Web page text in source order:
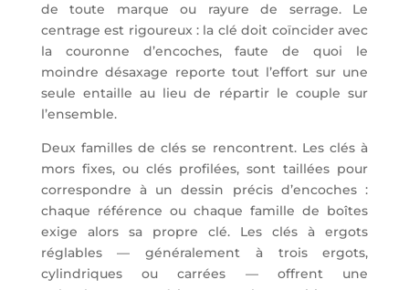
de toute marque ou rayure de serrage. Le
centrage est rigoureux : la clé doit coïncider avec
la couronne d’encoches, faute de quoi le
moindre désaxage reporte tout l’effort sur une
seule entaille au lieu de répartir le couple sur
l’ensemble.
Deux familles de clés se rencontrent. Les clés à
mors fixes, ou clés profilées, sont taillées pour
correspondre à un dessin précis d’encoches :
chaque référence ou chaque famille de boîtes
exige alors sa propre clé. Les clés à ergots
réglables — généralement à trois ergots,
cylindriques ou carrées — offrent une